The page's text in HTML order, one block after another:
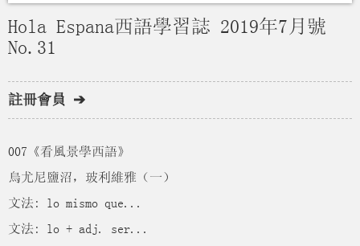
Hola Espana西語學習誌 2019年7月號
No.31
註冊會員 ➔
007《看風景學西語》
烏尤尼鹽沼，玻利維雅（一）
文法: lo mismo que...
文法: lo + adj. ser...